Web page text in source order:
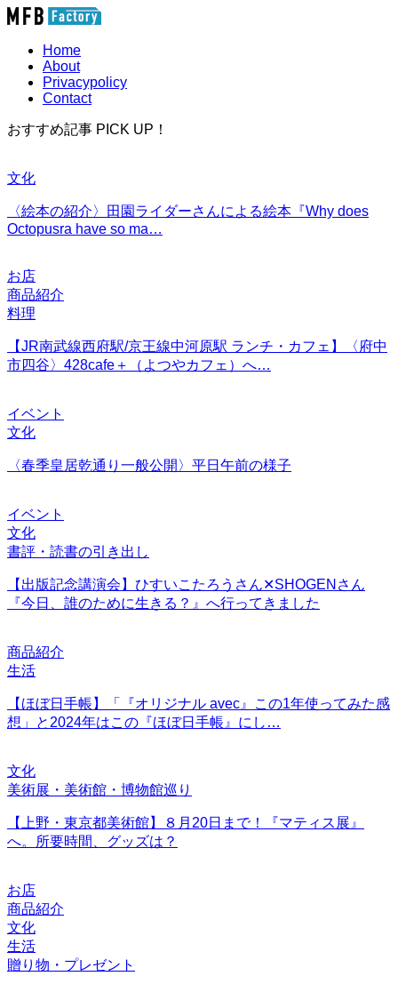
Home
About
Privacypolicy
Contact
おすすめ記事 PICK UP！
文化
〈絵本の紹介〉田園ライダーさんによる絵本『Why does
Octopusra have so ma…
お店
商品紹介
料理
【JR南武線西府駅/京王線中河原駅 ランチ・カフェ】〈府中
市四谷〉428cafe＋（よつやカフェ）へ…
イベント
文化
〈春季皇居乾通り一般公開〉平日午前の様子
イベント
文化
書評・読書の引き出し
【出版記念講演会】ひすいこたろうさん✕SHOGENさん
『今日、誰のために生きる？』へ行ってきました
商品紹介
生活
【ほぼ日手帳】「『オリジナル avec』この1年使ってみた感
想」と2024年はこの『ほぼ日手帳』にし…
文化
美術展・美術館・博物館巡り
【上野・東京都美術館】８月20日まで！『マティス展』
へ。所要時間、グッズは？
お店
商品紹介
文化
生活
贈り物・プレゼント